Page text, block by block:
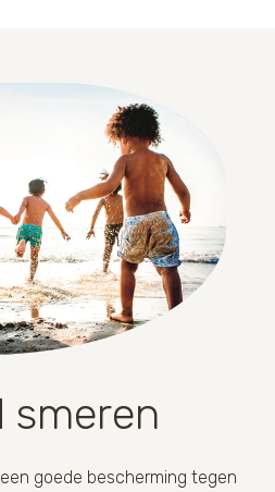
smeren
goede bescherming tegen